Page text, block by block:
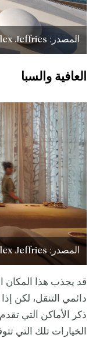
المصدر: Alex Jeffries
العافية والسبا
المصدر: Alex Jeffries
قد يجذب هذا المكان
دائمي التنقل، لكن
ذكر الأماكن التي
الخيارات تلك التي